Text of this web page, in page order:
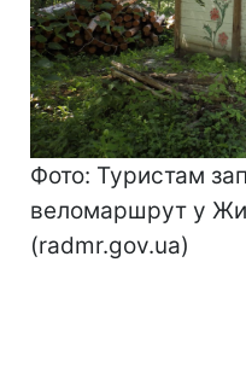
Фото: Туристам
веломаршрут у
(radmr.gov.ua)